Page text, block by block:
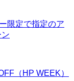
限定で指定のア
（HP WEEK）